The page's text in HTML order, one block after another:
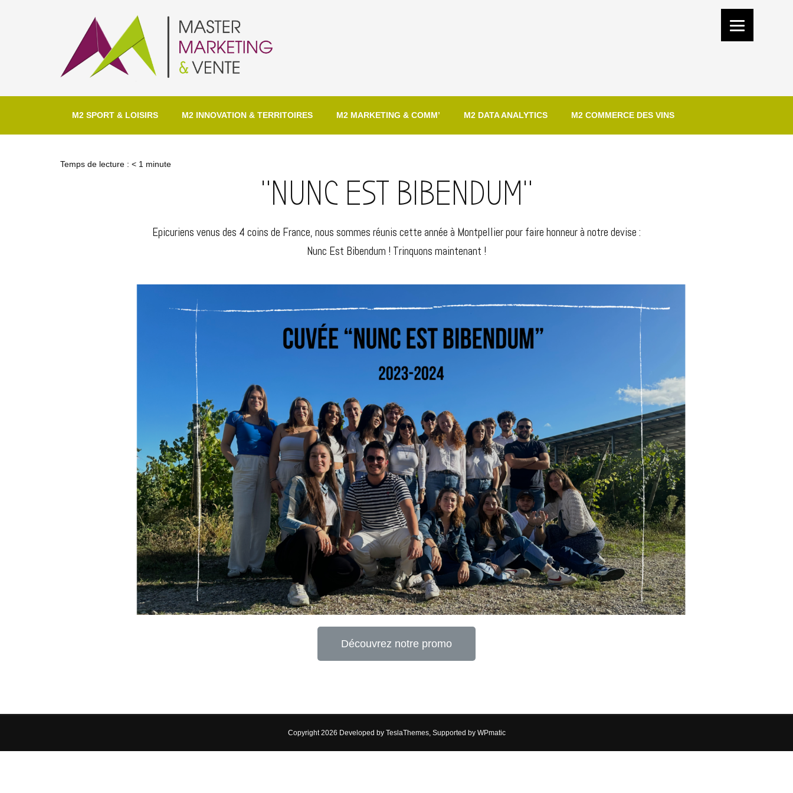
M2 SPORT & LOISIRS M2 INNOVATION & TERRITOIRES M2 MARKETING & COMM’ M2 DATA ANALYTICS M2 COMMERCE DES VINS
Temps de lecture : < 1 minute
"NUNC EST BIBENDUM"
Epicuriens venus des 4 coins de France, nous sommes réunis cette année à Montpellier pour faire honneur à notre devise :
Nunc Est Bibendum ! Trinquons maintenant !
Découvrez notre promo
Copyright 2026 Developed by TeslaThemes, Supported by WPmatic